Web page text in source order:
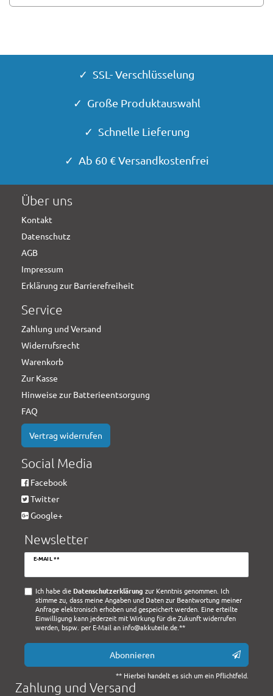
✓ SSL- Verschlüsselung
✓ Große Produktauswahl
✓ Schnelle Lieferung
✓ Ab 60 € Versandkostenfrei
Über uns
Kontakt
Datenschutz
AGB
Impressum
Erklärung zur Barrierefreiheit
Service
Zahlung und Versand
Widerrufsrecht
Warenkorb
Zur Kasse
Hinweise zur Batterieentsorgung
FAQ
Vertrag widerrufen
Social Media
Facebook
Twitter
Google+
Newsletter
E-MAIL **
Newsletter
Ich habe die Daten­schutz­erklärung zur Kenntnis genommen. Ich
stimme zu, dass meine Angaben und Daten zur Beantwortung meiner
Anfrage elektronisch erhoben und gespeichert werden. Eine erteilte
Einwilligung kann jederzeit mit Wirkung für die Zukunft widerrufen
werden, bspw. per E-Mail an info@akkuteile.de.**
Abonnieren
** Hierbei handelt es sich um ein Pflichtfeld.
Zahlung und Versand